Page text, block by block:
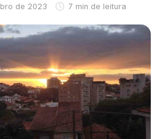
de 2023 7 min de leitura